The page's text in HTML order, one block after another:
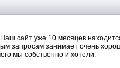
сайт уже 10 месяцев
запросам занимает очень
мы собственно и хотели.